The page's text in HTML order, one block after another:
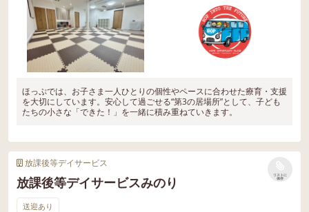
ほっぷでは、お子さま一人ひとりの個性やペースに合わせた療育・支援
を大切にしています。安心して過ごせる“第3の居場所”として、子ども
たちの小さな「できた！」を一緒に積み重ねていきます。
放課後等デイサービス
放課後等デイサービスみのり
リストに
保存
送迎あり